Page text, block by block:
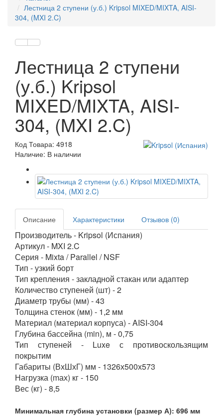
Лестница 2 ступени (у.б.) Kripsol MIXED/MIXTA, AISI-
304, (MXI 2.C)
Лестница 2 ступени
(у.б.) Kripsol
MIXED/MIXTA, AISI-
304, (MXI 2.C)
Код Товара: 4918
Наличие: В наличии
Описание Характеристики Отзывов (0)
Производитель - Kripsol (Испания)
Артикул - MXI 2.C
Серия - Mixta / Parallel / NSF
Тип - узкий борт
Тип крепления - закладной стакан или адаптер
Количество ступеней (шт) - 2
Диаметр трубы (мм) - 43
Толщина стенок (мм) - 1,2 мм
Материал (материал корпуса) - AISI-304
Глубина бассейна (min), м - 0,75
Тип ступеней - Luxe с противоскользящим
покрытим
Габариты (ВхШхГ) мм - 1326х500х573
Нагрузка (mах) кг - 150
Вес (кг) - 8,5
Минимальная глубина установки (размер А): 696 мм